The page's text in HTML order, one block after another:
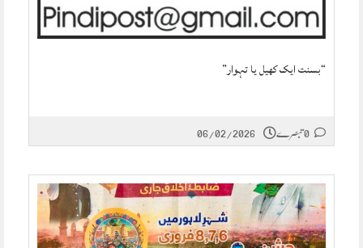
“بسنت ایک کھیل یا تہوار”
06/02/2026